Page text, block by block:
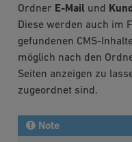
Ordner E-Mailund
Diese werden auch im
gefundenen CMS-
möglich nach den
Seiten anzeigen zu
zugeordnet sind.
Note